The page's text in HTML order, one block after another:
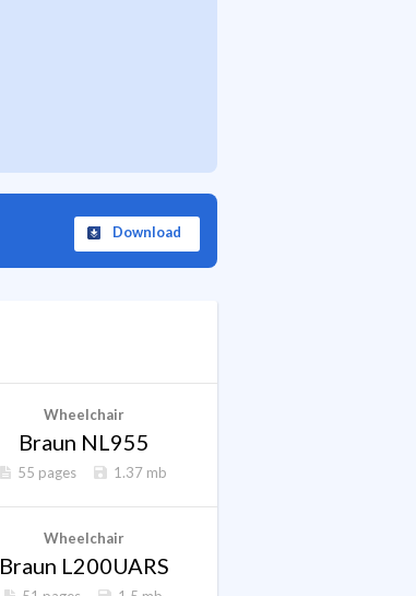
Download
Wheelchair
Braun NL955
55 pages 1.37 mb
Wheelchair
Braun L200UARS